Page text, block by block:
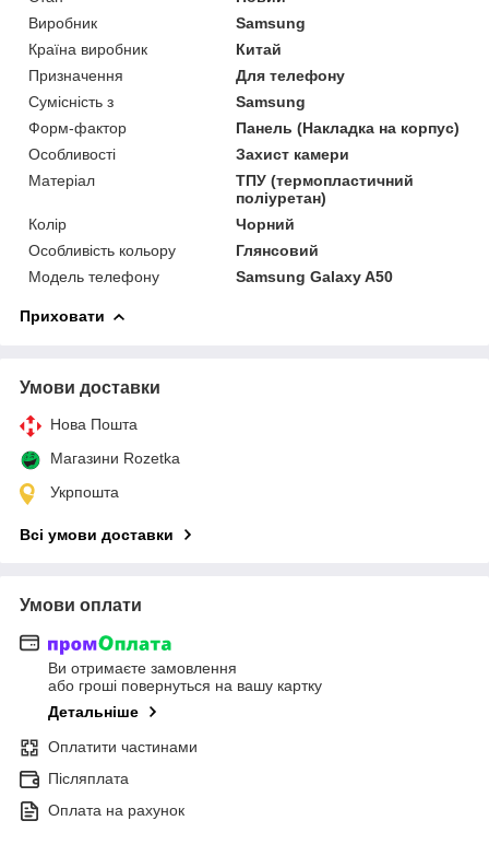
Виробник
Samsung
Країна виробник
Китай
Призначення
Для телефону
Сумісність з
Samsung
Форм-фактор
Панель (Накладка на корпус)
Особливості
Захист камери
Матеріал
ТПУ (термопластичний
поліуретан)
Колір
Чорний
Особливість кольору
Глянсовий
Модель телефону
Samsung Galaxy A50
Приховати
Умови доставки
Нова Пошта
Магазини Rozetka
Укрпошта
Всі умови доставки
Умови оплати
Ви отримаєте замовлення
або гроші повернуться на вашу картку
Детальніше
Оплатити частинами
Післяплата
Оплата на рахунок